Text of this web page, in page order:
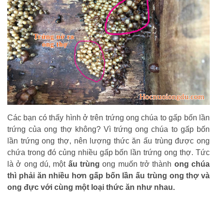
Các bạn có thấy hình ở trên trứng ong chúa to gấp bốn lần
trứng của ong thợ không? Vì trứng ong chúa to gấp bốn
lần trứng ong thợ, nên lượng thức ăn ấu trùng được ong
chứa trong đó củng nhiều gấp bốn lần trứng ong thợ. Tức
là ở ong dú, một ấu trùng ong muốn trở thành ong chúa
thì phải ăn nhiều hơn gấp bốn lần ấu trùng ong thợ và
ong đực với cùng một loại thức ăn như nhau.